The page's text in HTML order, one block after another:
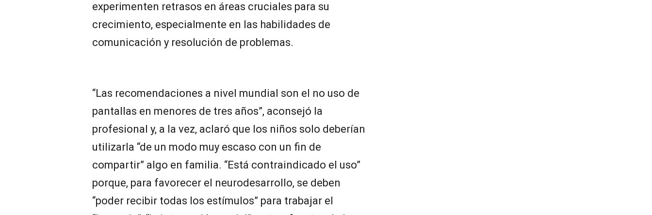
experimenten retrasos en áreas cruciales para su
crecimiento, especialmente en las habilidades de
comunicación y resolución de problemas.
“Las recomendaciones a nivel mundial son el no uso de
pantallas en menores de tres años”, aconsejó la
profesional y, a la vez, aclaró que los niños solo deberían
utilizarla “de un modo muy escaso con un fin de
compartir” algo en familia. “Está contraindicado el uso”
porque, para favorecer el neurodesarrollo, se deben
“poder recibir todas los estímulos” para trabajar el